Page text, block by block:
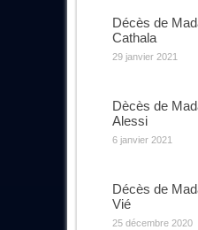
Décès de
Cathala
29 janvier 2021
Dècès de
Alessi
6 janvier 2021
Décès de
Vié
25 décembre 2020